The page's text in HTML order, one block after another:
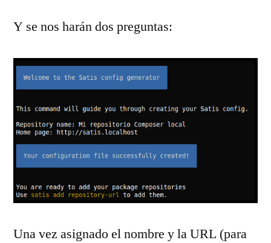
Y se nos harán dos preguntas:
Una vez asignado el nombre y la URL (para